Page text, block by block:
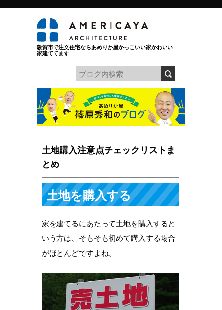
敦賀市で注文住宅ならあめりか屋かっこいい家かわいい
家建ててます
土地購入注意点チェックリストま
とめ
土地を購入する
家を建てるにあたって土地を購入すると
いう方は、そもそも初めて購入する場合
がほとんどですよね。